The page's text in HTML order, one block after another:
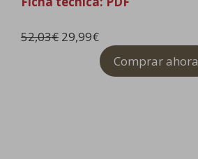
52,03€ E
29,99€E
l
p
Comprar ahora